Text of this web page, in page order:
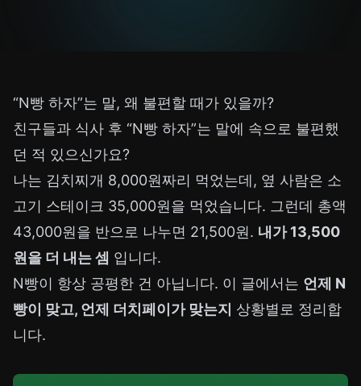
“N빵 하자”는 말, 왜 불편할 때가 있을까?
친구들과 식사 후 “N빵 하자”는 말에 속으로 불편했
던 적 있으신가요?
나는 김치찌개 8,000원짜리 먹었는데, 옆 사람은 소
고기 스테이크 35,000원을 먹었습니다. 그런데 총액
43,000원을 반으로 나누면 21,500원. 내가 13,500
원을 더 내는 셈 입니다.
N빵이 항상 공평한 건 아닙니다. 이 글에서는 언제 N
빵이 맞고, 언제 더치페이가 맞는지 상황별로 정리합
니다.